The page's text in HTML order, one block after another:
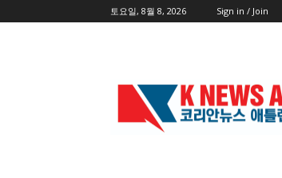
토요일, 8월 8, 2026 Sign in / Join